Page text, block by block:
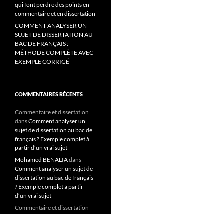
qui font perdre des points en
commentaire et en dissertation
COMMENT ANALYSER UN
SUJET DE DISSERTATION AU
BAC DE FRANÇAIS :
MÉTHODE COMPLÈTE AVEC
EXEMPLE CORRIGÉ
COMMENTAIRES RÉCENTS
Commentaire et dissertation
dansComment analyser un
sujet de dissertation au bac de
français ? Exemple complet à
partir d’un vrai sujet
Mohamed BENALIAdans
Comment analyser un sujet de
dissertation au bac de français
? Exemple complet à partir
d’un vrai sujet
Commentaire et dissertation